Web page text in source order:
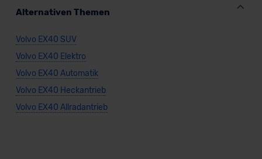
Standarddatenschutzklauseln (Art. 46 Abs. 2 lit. c
erteilen. Nähere Informationen zu den bestehenden
Datenschutzklauseln können Sie über den Kontakt zu
unserem Datenschutzbeauftragten unter
datenschutz@meinauto.de anfordern.
Datenschutzerklärung
Alternativen Themen
Volvo EX40 SUV
Volvo EX40 Elektro
Volvo EX40 Automatik
Volvo EX40 Heckantrieb
Volvo EX40 Allradantrieb